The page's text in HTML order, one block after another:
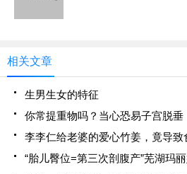
相关文章
生男生女的特征
你常提重物吗？当心恐易子宫脱垂
“胎儿臀位=第三次剖腹产”芜湖玛